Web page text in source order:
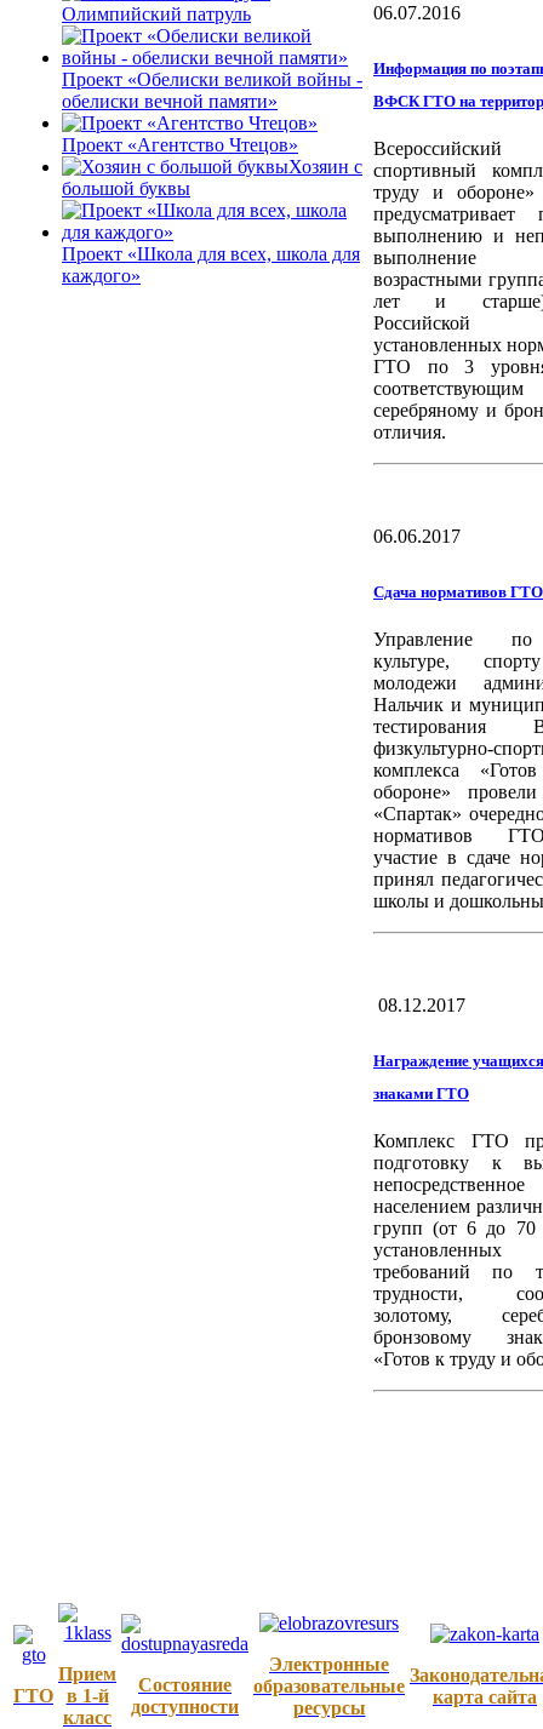
Олимпийский патруль
Проект «Обелиски великой войны -
обелиски вечной памяти»
Проект «Агентство Чтецов»
Хозяин с
большой буквы
Проект «Школа для всех, школа для
каждого»
06.07.2016
Информация по
ВФСК ГТО на
Всероссийский
спортивный
труду и
предусматривает
выполнению и
выполнение
возрастными
лет и старше)
Российской
установленных
ГТО по 3
серебряному и
отличия.
06.06.2017
Сдача нормативов ГТО
Управление по
культуре,
молодежи
Нальчик и
тестирования
физкультурно-
комплекса
обороне»
«Спартак»
нормативов
участие в сдаче
принял
школы и
08.12.2017
Награждение
знаками ГТО
Комплекс ГТО
подготовку к
населением
групп (от 6 до 70
установленных
требований по
трудности,
золотому,
бронзовому
«Готов к труду и
ГТО
Прием
в 1-й
класс
Состояние
доступности
Электронные
образовательные
ресурсы
карта сайта